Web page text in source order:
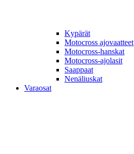
Kypärät
Motocross ajovaatteet
Motocross-hanskat
Motocross-ajolasit
Saappaat
Nenäliuskat
Varaosat